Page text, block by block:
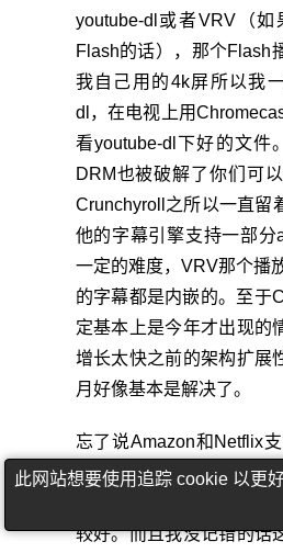
youtube-dl或者VRV（
Flash的话），那个Flash
我自己用的4k屏所以我
dl，在电视上用
看youtube-dl下好的文件
DRM也被破解了你们可
Crunchyroll之所以一直留
他的字幕引擎支持一部
一定的难度，VRV那个播
的字幕都是内嵌的。至于
定基本上是今年才出现的
增长太快之前的架构扩展
月好像基本是解决了。
忘了说Amazon和Netflix
久的事情，之前他么都在
对连一坨翔都不如的东西
较好。而且我没记错的话
此网站想要使用追踪 cookie 以更